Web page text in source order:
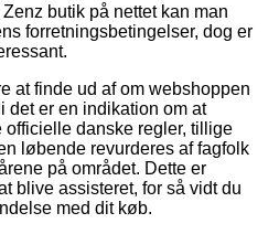
butik på nettet kan man
forretningsbetingelser, dog er
at finde ud af om webshoppen
det er en indikation om at
officielle danske regler, tillige
løbende revurderes af fagfolk
på området. Dette er
blive assisteret, for så vidt du
med dit køb.